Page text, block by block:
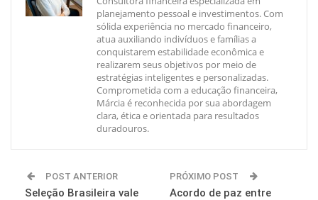
planejamento pessoal e investimentos. Com
sólida experiência no mercado financeiro,
atua auxiliando indivíduos e famílias a
conquistarem estabilidade econômica e
realizarem seus objetivos por meio de
estratégias inteligentes e personalizadas.
Comprometida com a educação financeira,
Márcia é reconhecida por sua abordagem
clara, ética e orientada para resultados
duradouros.
POST ANTERIOR
Seleção Brasileira vale
PRÓXIMO POST
Acordo de paz entre